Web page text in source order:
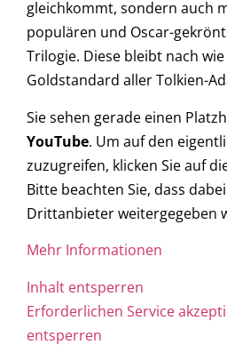
gleichkommt, sondern auch
populären und Oscar-
Trilogie. Diese bleibt nach
Goldstandard aller Tolkien-
Sie sehen gerade einen
YouTube. Um auf den
zuzugreifen, klicken Sie auf
Bitte beachten Sie, dass
Drittanbieter weitergegeben
Mehr Informationen
Inhalt entsperren
Erforderlichen Service
entsperren